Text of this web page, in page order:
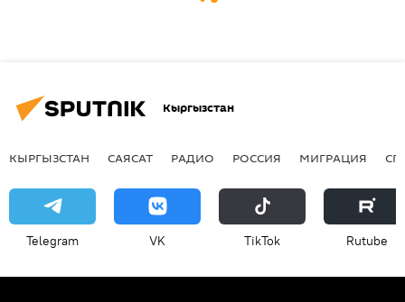
Кыргызстан
КЫРГЫЗСТАН САЯСАТ РАДИО РОССИЯ МИГРАЦИЯ
Telegram VK ТikТоk Rutube